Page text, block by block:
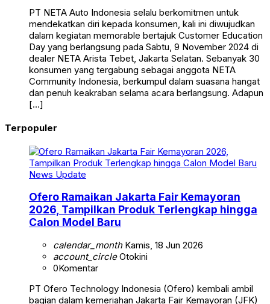
PT NETA Auto Indonesia selalu berkomitmen untuk
mendekatkan diri kepada konsumen, kali ini diwujudkan
dalam kegiatan memorable bertajuk Customer Education
Day yang berlangsung pada Sabtu, 9 November 2024 di
dealer NETA Arista Tebet, Jakarta Selatan. Sebanyak 30
konsumen yang tergabung sebagai anggota NETA
Community Indonesia, berkumpul dalam suasana hangat
dan penuh keakraban selama acara berlangsung. Adapun
[…]
Terpopuler
News Update
Ofero Ramaikan Jakarta Fair Kemayoran
2026, Tampilkan Produk Terlengkap hingga
Calon Model Baru
calendar_monthKamis, 18 Jun 2026
account_circleOtokini
0Komentar
PT Ofero Technology Indonesia (Ofero) kembali ambil
bagian dalam kemeriahan Jakarta Fair Kemayoran (JFK)